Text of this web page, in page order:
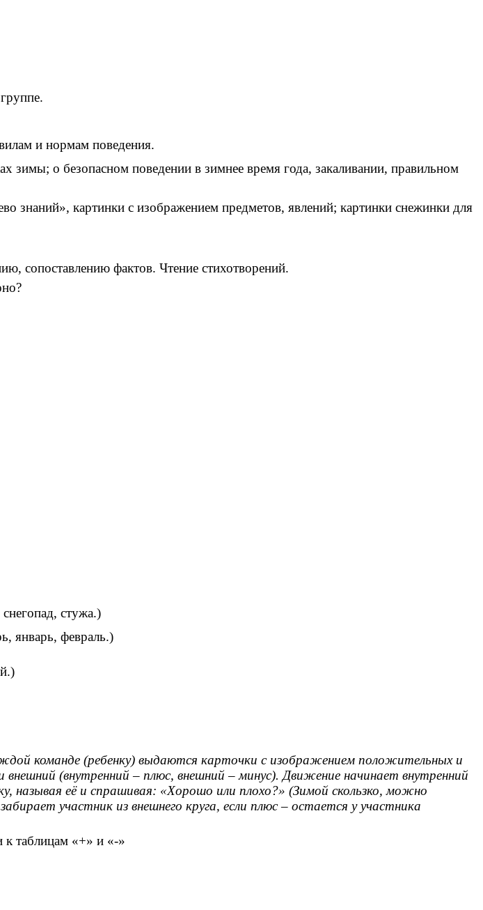
и нормам поведения.
зимы; о безопасном поведении в зимнее время года, закаливании, правильном
знаний», картинки с изображением предметов, явлений; картинки снежинки для
сопоставлению фактов. Чтение стихотворений.
стужа.)
январь, февраль.)
команде (ребенку) выдаются карточки с изображением положительных и
(внутренний – плюс, внешний – минус). Движение начинает внутренний
называя её и спрашивая: «Хорошо или плохо?» (Зимой скользко, можно
участник из внешнего круга, если плюс – остается у участника
к таблицам «+» и «-»